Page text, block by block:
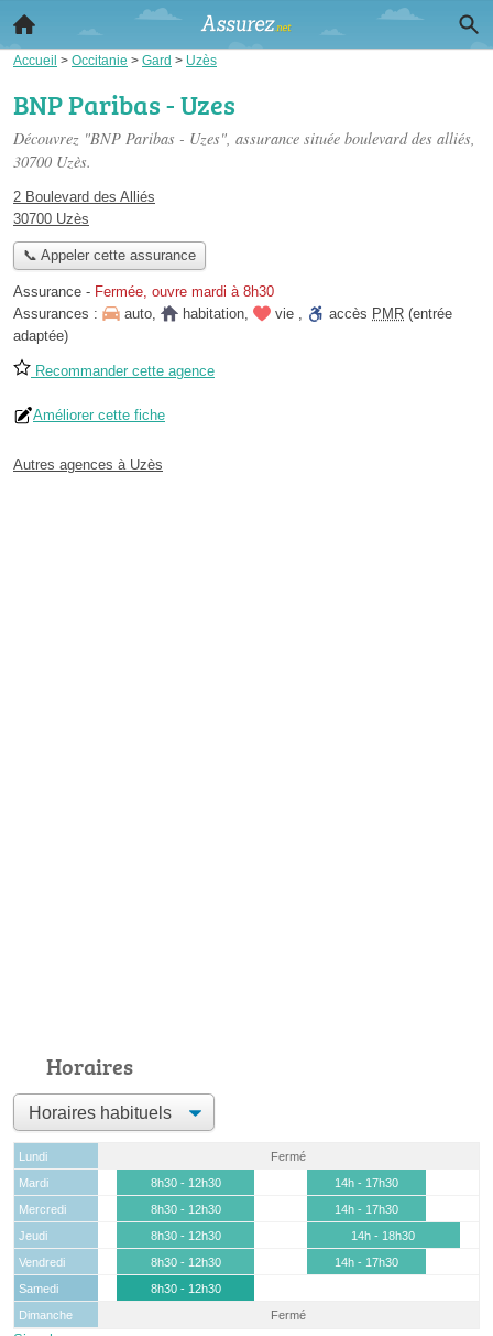
Accueil > Occitanie > Gard > Uzès
BNP Paribas - Uzes
Découvrez "BNP Paribas - Uzes", assurance située boulevard des alliés,
30700 Uzès.
2 Boulevard des Alliés
30700 Uzès
📞 Appeler cette assurance
Assurance - Fermée, ouvre mardi à 8h30
Assurances :
auto, habitation, vie , accès PMR (entrée
adaptée)
Recommander cette agence
Améliorer cette fiche
Autres agences à Uzès
Horaires
Lundi
Fermé
Mardi
8h30 - 12h30
14h - 17h30
Mercredi
8h30 - 12h30
14h - 17h30
Jeudi
8h30 - 12h30
14h - 18h30
Vendredi
8h30 - 12h30
14h - 17h30
Samedi
8h30 - 12h30
Dimanche
Fermé